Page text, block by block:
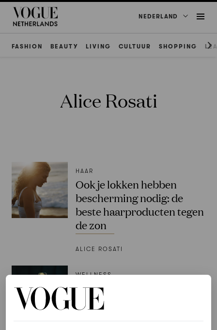
NEDERLAND
FASHION BEAUTY LIVING CULTUUR SHOPPING
Alice Rosati
HAAR
Ook je lokken hebben
bescherming nodig: de
beste haarproducten tegen
de zon
ALICE ROSATI
WELLNESS
Dry January: waarom een
alcoholvrije maand het
proberen waard is